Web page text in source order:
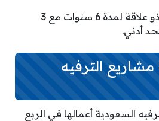
­- لديه خبرة في مجال ذو علاقة لمدة 6 سنوات مع 3
أدني.
الترفيه
السعودية أعمالها في الربع